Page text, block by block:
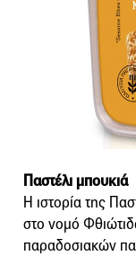
Παστέλι μπουκιά
Η ιστορία της
στο νομό
παραδοσιακών